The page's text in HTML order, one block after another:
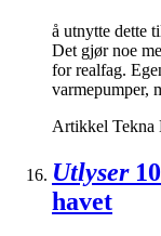
å utnytte dette
Det gjør noe
for realfag.
varmepumper,
Artikkel Tekna
Utlyser
havet